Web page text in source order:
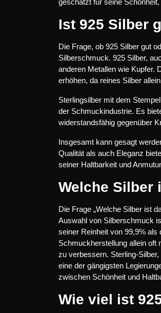
geschätzt für seine
Ist 925 Silber
Die Frage, ob 925 Silber gut
Silberschmuck. 925 Silber,
anderen Metallen wie Kupfer.
erhöhen, da reines Silber
Sterlingsilber mit dem
der Schmuckindustrie. Es
widerstandsfähig gegenüber
Insgesamt kann gesagt
Qualität als auch Eleganz
seiner Haltbarkeit und
Welche Silber
Die Frage „Welche Silber ist
Auswahl von Silberschmuck
seiner Reinheit von 99,9% als
Schmuckherstellung allein oft
zu verbessern. Sterling-
eine der gängigsten
zwischen Schönheit und
Wie viel ist